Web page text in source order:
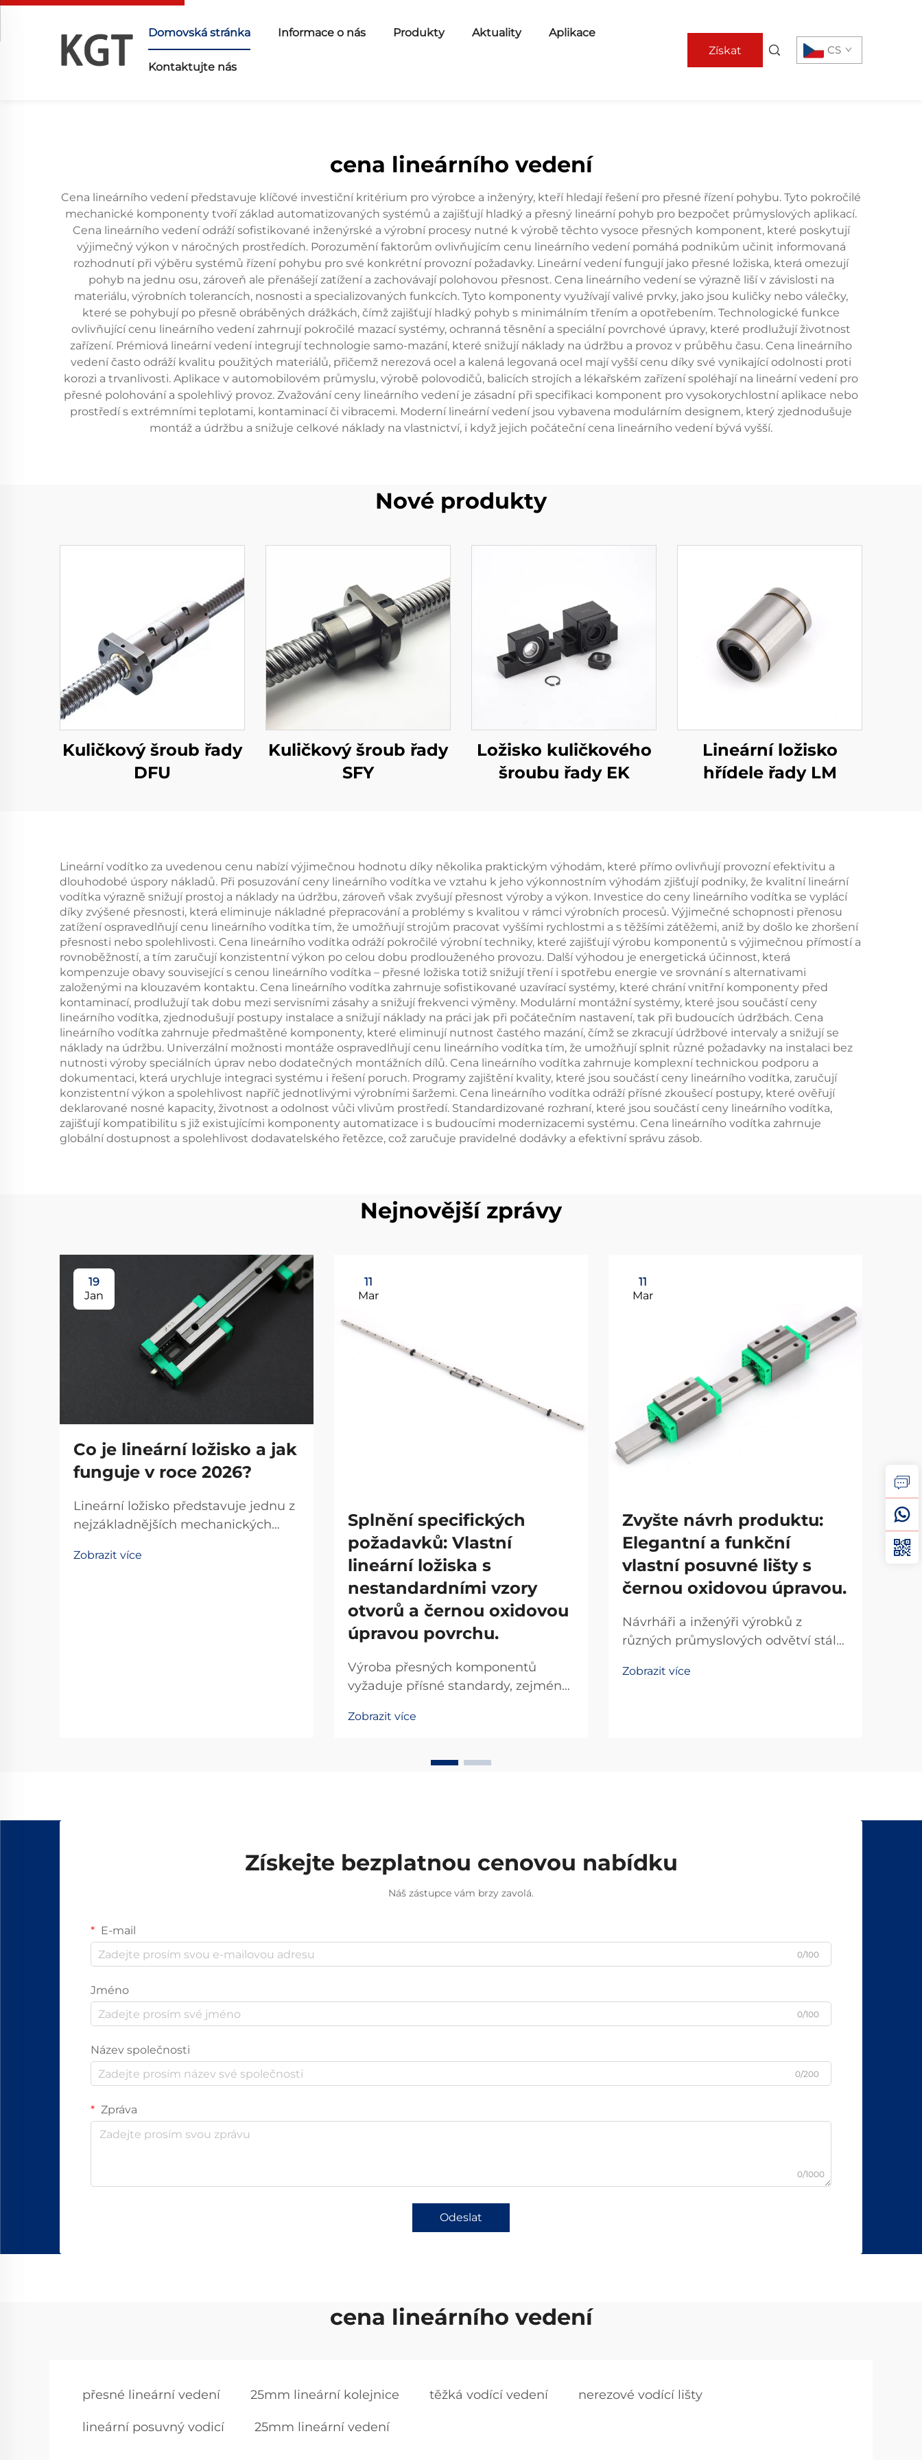
Domovská stránka Informace o nás Produkty Aktuality Aplikace
Kontaktujte nás
Získat CS
cena lineárního vedení
Cena lineárního vedení představuje klíčové investiční kritérium pro výrobce a inženýry, kteří hledají řešení pro přesné řízení pohybu. Tyto pokročilé
mechanické komponenty tvoří základ automatizovaných systémů a zajišťují hladký a přesný lineární pohyb pro bezpočet průmyslových aplikací.
Cena lineárního vedení odráží sofistikované inženýrské a výrobní procesy nutné k výrobě těchto vysoce přesných komponent, které poskytují
výjimečný výkon v náročných prostředích. Porozumění faktorům ovlivňujícím cenu lineárního vedení pomáhá podnikům učinit informovaná
rozhodnutí při výběru systémů řízení pohybu pro své konkrétní provozní požadavky. Lineární vedení fungují jako přesné ložiska, která omezují
pohyb na jednu osu, zároveň ale přenášejí zatížení a zachovávají polohovou přesnost. Cena lineárního vedení se výrazně liší v závislosti na
materiálu, výrobních tolerancích, nosnosti a specializovaných funkcích. Tyto komponenty využívají valivé prvky, jako jsou kuličky nebo válečky,
které se pohybují po přesně obráběných drážkách, čímž zajišťují hladký pohyb s minimálním třením a opotřebením. Technologické funkce
ovlivňující cenu lineárního vedení zahrnují pokročilé mazací systémy, ochranná těsnění a speciální povrchové úpravy, které prodlužují životnost
zařízení. Prémiová lineární vedení integrují technologie samo-mazání, které snižují náklady na údržbu a provoz v průběhu času. Cena lineárního
vedení často odráží kvalitu použitých materiálů, přičemž nerezová ocel a kalená legovaná ocel mají vyšší cenu díky své vynikající odolnosti proti
korozi a trvanlivosti. Aplikace v automobilovém průmyslu, výrobě polovodičů, balicích strojích a lékařském zařízení spoléhají na lineární vedení pro
přesné polohování a spolehlivý provoz. Zvažování ceny lineárního vedení je zásadní při specifikaci komponent pro vysokorychlostní aplikace nebo
prostředí s extrémními teplotami, kontaminací či vibracemi. Moderní lineární vedení jsou vybavena modulárním designem, který zjednodušuje
montáž a údržbu a snižuje celkové náklady na vlastnictví, i když jejich počáteční cena lineárního vedení bývá vyšší.
Nové produkty
Kuličkový šroub řady
DFU
Kuličkový šroub řady
SFY
Ložisko kuličkového
šroubu řady EK
Lineární ložisko
hřídele řady LM
Lineární vodítko za uvedenou cenu nabízí výjimečnou hodnotu díky několika praktickým výhodám, které přímo ovlivňují provozní efektivitu a
dlouhodobé úspory nákladů. Při posuzování ceny lineárního vodítka ve vztahu k jeho výkonnostním výhodám zjišťují podniky, že kvalitní lineární
vodítka výrazně snižují prostoj a náklady na údržbu, zároveň však zvyšují přesnost výroby a výkon. Investice do ceny lineárního vodítka se vyplácí
díky zvýšené přesnosti, která eliminuje nákladné přepracování a problémy s kvalitou v rámci výrobních procesů. Výjimečné schopnosti přenosu
zatížení ospravedlňují cenu lineárního vodítka tím, že umožňují strojům pracovat vyššími rychlostmi a s těžšími zátěžemi, aniž by došlo ke zhoršení
přesnosti nebo spolehlivosti. Cena lineárního vodítka odráží pokročilé výrobní techniky, které zajišťují výrobu komponentů s výjimečnou přímostí a
rovnoběžností, a tím zaručují konzistentní výkon po celou dobu prodlouženého provozu. Další výhodou je energetická účinnost, která
kompenzuje obavy související s cenou lineárního vodítka – přesné ložiska totiž snižují tření i spotřebu energie ve srovnání s alternativami
založenými na klouzavém kontaktu. Cena lineárního vodítka zahrnuje sofistikované uzavírací systémy, které chrání vnitřní komponenty před
kontaminací, prodlužují tak dobu mezi servisními zásahy a snižují frekvenci výměny. Modulární montážní systémy, které jsou součástí ceny
lineárního vodítka, zjednodušují postupy instalace a snižují náklady na práci jak při počátečním nastavení, tak při budoucích údržbách. Cena
lineárního vodítka zahrnuje předmaštěné komponenty, které eliminují nutnost častého mazání, čímž se zkracují údržbové intervaly a snižují se
náklady na údržbu. Univerzální možnosti montáže ospravedlňují cenu lineárního vodítka tím, že umožňují splnit různé požadavky na instalaci bez
nutnosti výroby speciálních úprav nebo dodatečných montážních dílů. Cena lineárního vodítka zahrnuje komplexní technickou podporu a
dokumentaci, která urychluje integraci systému i řešení poruch. Programy zajištění kvality, které jsou součástí ceny lineárního vodítka, zaručují
konzistentní výkon a spolehlivost napříč jednotlivými výrobními šaržemi. Cena lineárního vodítka odráží přísné zkoušecí postupy, které ověřují
deklarované nosné kapacity, životnost a odolnost vůči vlivům prostředí. Standardizované rozhraní, které jsou součástí ceny lineárního vodítka,
zajišťují kompatibilitu s již existujícími komponenty automatizace i s budoucími modernizacemi systému. Cena lineárního vodítka zahrnuje
globální dostupnost a spolehlivost dodavatelského řetězce, což zaručuje pravidelné dodávky a efektivní správu zásob.
Nejnovější zprávy
19
Jan
Co je lineární ložisko a jak
funguje v roce 2026?
Lineární ložisko představuje jednu z
nejzákladnějších mechanických
automatizaci a přesné technice. Tyto
Zobrazit více
11
Mar
Splnění specifických
požadavků: Vlastní
lineární ložiska s
nestandardními vzory
otvorů a černou oxidovou
úpravou povrchu.
Výroba přesných komponentů
vyžaduje přísné standardy, zejména
nesplňují konkrétní požadavky
lineární ložiska se stala klíčovými
Zobrazit více
11
Mar
Zvyšte návrh produktu:
Elegantní a funkční
vlastní posuvné lišty s
černou oxidovou úpravou.
Návrháři a inženýři výrobků z
různých průmyslových odvětví stále
vysoce kvalitních posuvných lišt jak
Zobrazit více
Získejte bezplatnou cenovou nabídku
Náš zástupce vám brzy zavolá.
E-mail
0/100
Jméno
0/100
Název společnosti
0/200
Zpráva
0/1000
Odeslat
cena lineárního vedení
přesné lineární vedení 25mm lineární kolejnice těžká vodící vedení nerezové vodící lišty
lineární posuvný vodicí 25mm lineární vedení